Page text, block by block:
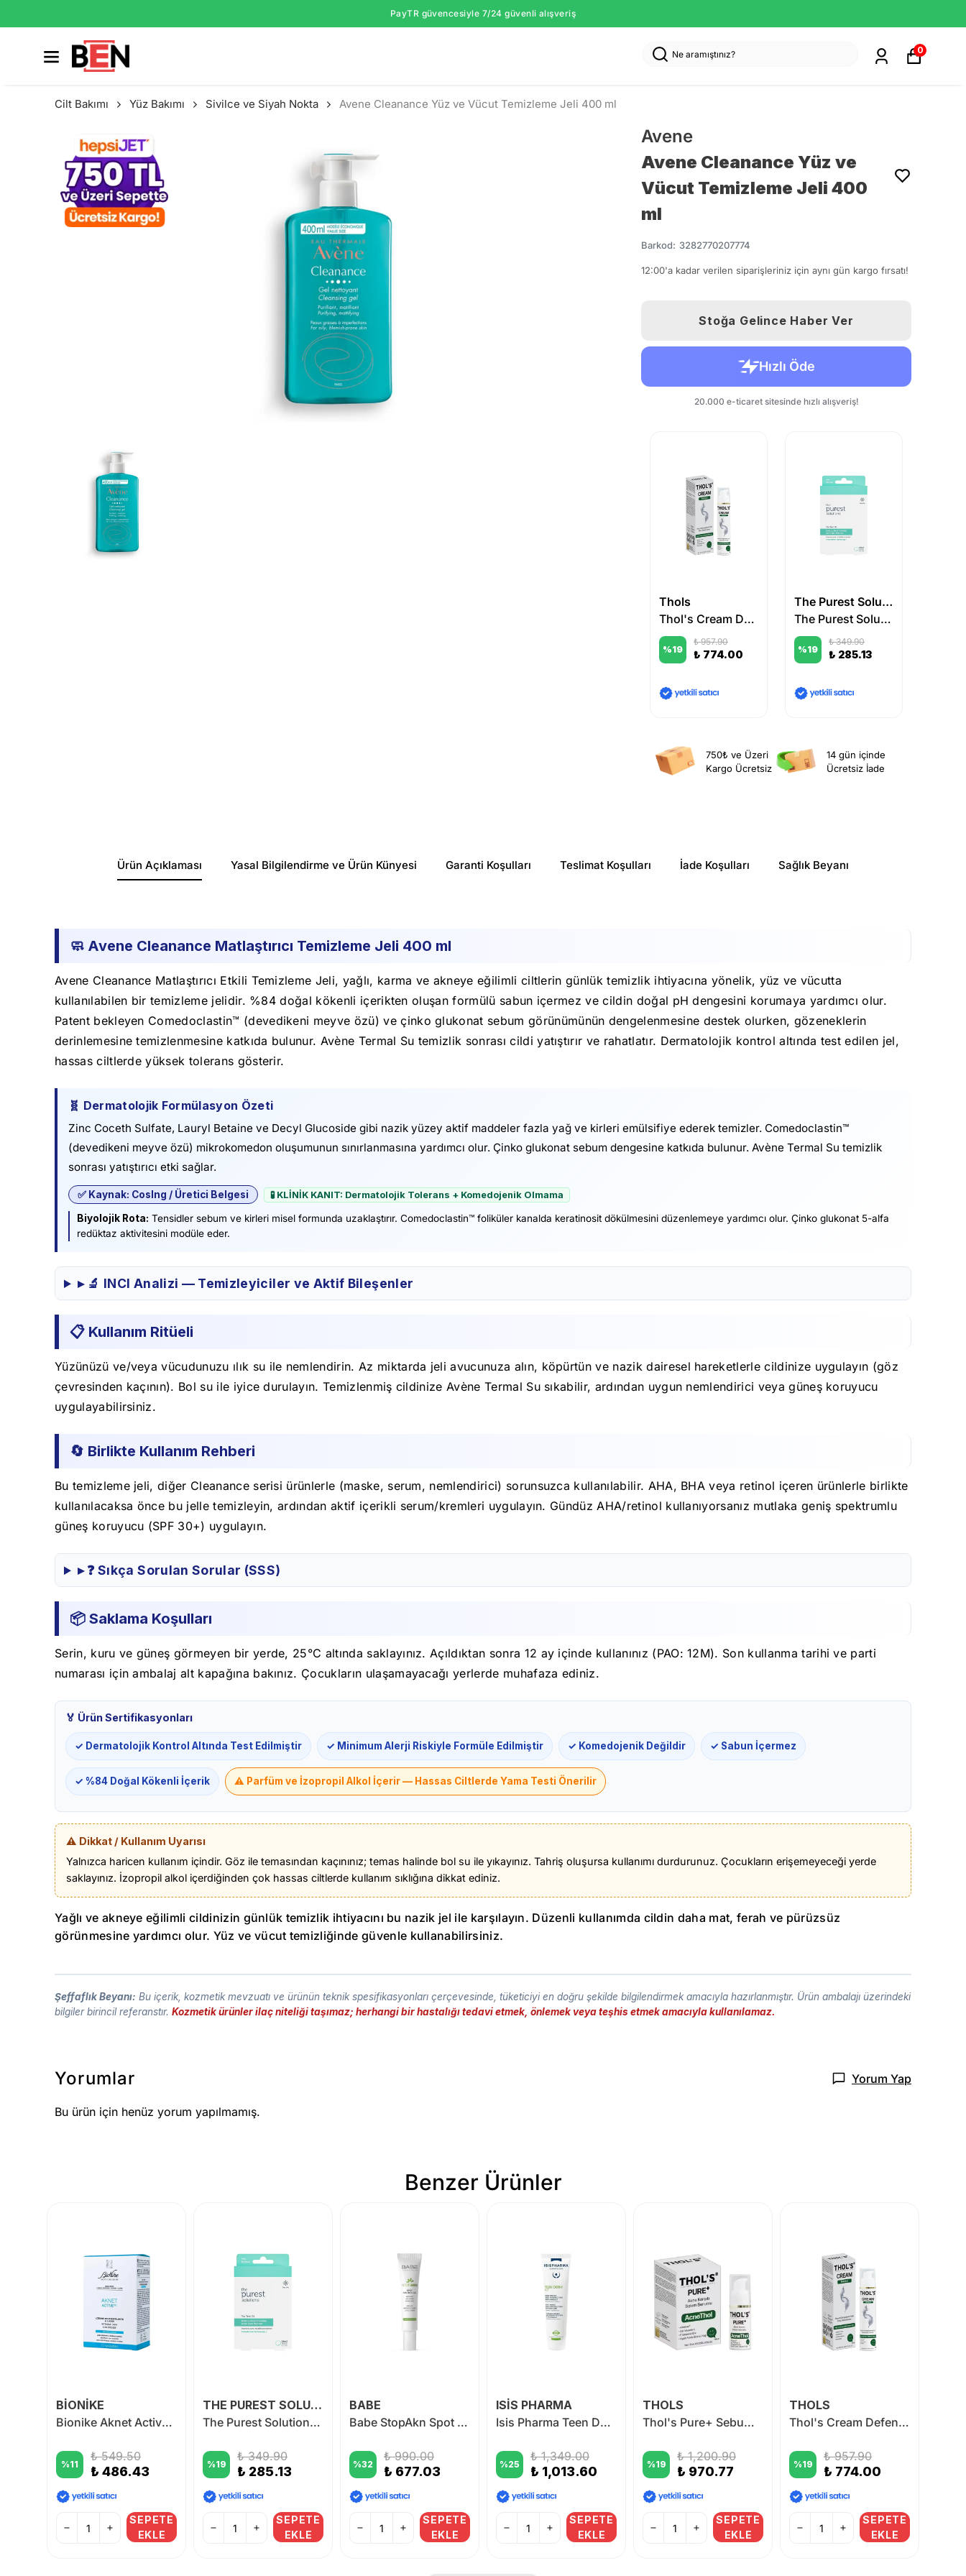
PayTR güvencesiyle 7/24 güvenli alışveriş
0
Cilt Bakımı Yüz Bakımı Sivilce ve Siyah Nokta Avene Cleanance Yüz ve Vücut Temizleme Jeli 400 ml
Avene
Avene Cleanance Yüz ve
Vücut Temizleme Jeli 400
ml
Barkod: 3282770207774
12:00'a kadar verilen siparişleriniz için aynı gün kargo fırsatı!
Stoğa Gelince Haber Ver
Thols
Thol's Cream Defence Yağlı ve Sivilceye Yatkın Ciltlerde Sebum Dengesi İçin Nemlendirici Krem 50 ml
%19
₺ 957.90
₺ 774.00
The Purest Solutions
The Purest Solutions Hidrokolloid Bandı 36 Adet
%19
₺ 349.90
₺ 285.13
750₺ ve Üzeri
Kargo Ücretsiz
14 gün içinde
Ücretsiz İade
Ürün Açıklaması Yasal Bilgilendirme ve Ürün Künyesi Garanti Koşulları Teslimat Koşulları İade Koşulları Sağlık Beyanı
🧼 Avene Cleanance Matlaştırıcı Temizleme Jeli 400 ml
Avene Cleanance Matlaştırıcı Etkili Temizleme Jeli, yağlı, karma ve akneye eğilimli ciltlerin günlük temizlik ihtiyacına yönelik, yüz ve vücutta
kullanılabilen bir temizleme jelidir. %84 doğal kökenli içerikten oluşan formülü sabun içermez ve cildin doğal pH dengesini korumaya yardımcı olur.
Patent bekleyen Comedoclastin™ (devedikeni meyve özü) ve çinko glukonat sebum görünümünün dengelenmesine destek olurken, gözeneklerin
derinlemesine temizlenmesine katkıda bulunur. Avène Termal Su temizlik sonrası cildi yatıştırır ve rahatlatır. Dermatolojik kontrol altında test edilen jel,
hassas ciltlerde yüksek tolerans gösterir.
🧬 Dermatolojik Formülasyon Özeti
Zinc Coceth Sulfate, Lauryl Betaine ve Decyl Glucoside gibi nazik yüzey aktif maddeler fazla yağ ve kirleri emülsifiye ederek temizler. Comedoclastin™
(devedikeni meyve özü) mikrokomedon oluşumunun sınırlanmasına yardımcı olur. Çinko glukonat sebum dengesine katkıda bulunur. Avène Termal Su temizlik
sonrası yatıştırıcı etki sağlar.
✅ Kaynak: CosIng / Üretici Belgesi 🧪 KLİNİK KANIT: Dermatolojik Tolerans + Komedojenik Olmama
Biyolojik Rota: Tensidler sebum ve kirleri misel formunda uzaklaştırır. Comedoclastin™ foliküler kanalda keratinosit dökülmesini düzenlemeye yardımcı olur. Çinko glukonat 5-alfa
redüktaz aktivitesini modüle eder.
▸ 🔬 INCI Analizi — Temizleyiciler ve Aktif Bileşenler
📋 Kullanım Ritüeli
Yüzünüzü ve/veya vücudunuzu ılık su ile nemlendirin. Az miktarda jeli avucunuza alın, köpürtün ve nazik dairesel hareketlerle cildinize uygulayın (göz
çevresinden kaçının). Bol su ile iyice durulayın. Temizlenmiş cildinize Avène Termal Su sıkabilir, ardından uygun nemlendirici veya güneş koruyucu
uygulayabilirsiniz.
🔄 Birlikte Kullanım Rehberi
Bu temizleme jeli, diğer Cleanance serisi ürünlerle (maske, serum, nemlendirici) sorunsuzca kullanılabilir. AHA, BHA veya retinol içeren ürünlerle birlikte
kullanılacaksa önce bu jelle temizleyin, ardından aktif içerikli serum/kremleri uygulayın. Gündüz AHA/retinol kullanıyorsanız mutlaka geniş spektrumlu
güneş koruyucu (SPF 30+) uygulayın.
▸ ❓ Sıkça Sorulan Sorular (SSS)
📦 Saklama Koşulları
Serin, kuru ve güneş görmeyen bir yerde, 25°C altında saklayınız. Açıldıktan sonra 12 ay içinde kullanınız (PAO: 12M). Son kullanma tarihi ve parti
numarası için ambalaj alt kapağına bakınız. Çocukların ulaşamayacağı yerlerde muhafaza ediniz.
🏅 Ürün Sertifikasyonları
✓ Dermatolojik Kontrol Altında Test Edilmiştir ✓ Minimum Alerji Riskiyle Formüle Edilmiştir ✓ Komedojenik Değildir ✓ Sabun İçermez
✓ %84 Doğal Kökenli İçerik ⚠️ Parfüm ve İzopropil Alkol İçerir — Hassas Ciltlerde Yama Testi Önerilir
⚠️ Dikkat / Kullanım Uyarısı
Yalnızca haricen kullanım içindir. Göz ile temasından kaçınınız; temas halinde bol su ile yıkayınız. Tahriş oluşursa kullanımı durdurunuz. Çocukların erişemeyeceği yerde
saklayınız. İzopropil alkol içerdiğinden çok hassas ciltlerde kullanım sıklığına dikkat ediniz.
Yağlı ve akneye eğilimli cildinizin günlük temizlik ihtiyacını bu nazik jel ile karşılayın. Düzenli kullanımda cildin daha mat, ferah ve pürüzsüz
görünmesine yardımcı olur. Yüz ve vücut temizliğinde güvenle kullanabilirsiniz.
Şeffaflık Beyanı: Bu içerik, kozmetik mevzuatı ve ürünün teknik spesifikasyonları çerçevesinde, tüketiciyi en doğru şekilde bilgilendirmek amacıyla hazırlanmıştır. Ürün ambalajı üzerindeki
bilgiler birincil referanstır. Kozmetik ürünler ilaç niteliği taşımaz; herhangi bir hastalığı tedavi etmek, önlemek veya teşhis etmek amacıyla kullanılamaz.
Yorumlar Yorum Yap
Bu ürün için henüz yorum yapılmamış.
Benzer Ürünler
BİONİKE
Bionike Aknet Activepeel 3 Asitli Arındırıcı Peeling Losyon – 10 Şase
%11
₺ 549.50
₺ 486.43
SEPETE
EKLE
THE PUREST SOLUTİONS
The Purest Solutions Hidrokolloid Bandı 36 Adet
%19
₺ 349.90
₺ 285.13
SEPETE
EKLE
BABE
Babe StopAkn Spot Control Gel 10 ml
%32
₺ 990.00
₺ 677.03
SEPETE
EKLE
ISİS PHARMA
Isis Pharma Teen Derm A.Z Ultra Soothing Cream 30 ml
%25
₺ 1,349.00
₺ 1,013.60
SEPETE
EKLE
THOLS
Thol's Pure+ Sebum, Kızarıklık ve Leke Görünümü İçin Bakım Serumu 15 ml
%19
₺ 1,200.90
₺ 970.77
SEPETE
EKLE
THOLS
Thol's Cream Defence Yağlı ve Sivilceye Yatkın Ciltlerde Sebum Dengesi İçin Nemlendirici Krem 50 ml
%19
₺ 957.90
₺ 774.00
SEPETE
EKLE